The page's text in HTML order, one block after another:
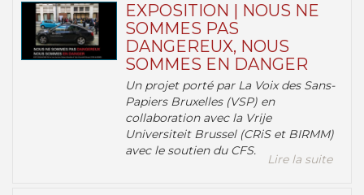
EXPOSITION | NOUS NE
SOMMES PAS
DANGEREUX, NOUS
SOMMES EN DANGER
Un projet porté par La Voix des Sans-
Papiers Bruxelles (VSP) en
collaboration avec la Vrije
Universiteit Brussel (CRiS et BIRMM)
avec le soutien du CFS.
Lire la suite